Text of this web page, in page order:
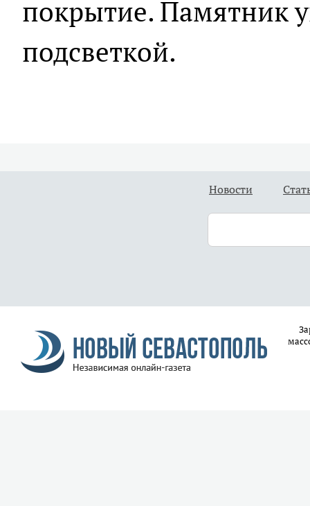
покрытие. Памятник
подсветкой.
Новости